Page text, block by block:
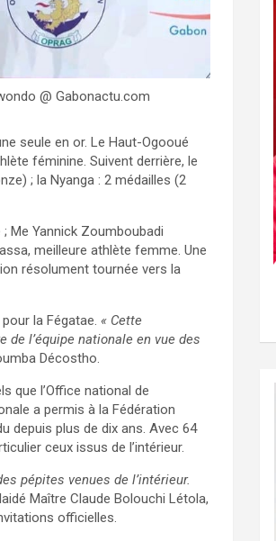
@ Gabonactu.com
seule en or. Le Haut-Ogooué
féminine. Suivent derrière, le
; la Nyanga : 2 médailles (2
Me Yannick Zoumboubadi
meilleure athlète femme. Une
résolument tournée vers la
la Fégatae. « Cette
l’équipe nationale en vue des
Décostho.
que l’Office national de
a permis à la Fédération
depuis plus de dix ans. Avec 64
ceux issus de l’intérieur.
pépites venues de l’intérieur.
Maître Claude Bolouchi Létola,
officielles.